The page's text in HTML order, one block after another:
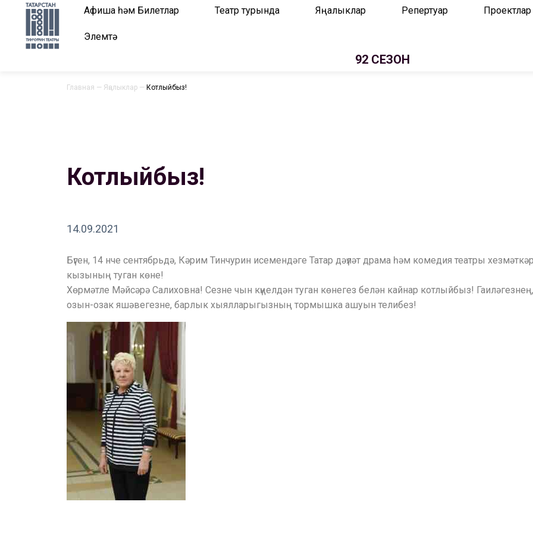
Афиша һәм Билетлар Театр турында Яңалыклар Репертуар Проектлар
Элемтә
92 СЕЗОН
Главная — Яңалыклар — Котлыйбыз!
Котлыйбыз!
14.09.2021
Бүген, 14 нче сентябрьдә, Кәрим Тинчурин исемендәге Татар дәүләт драма һәм комедия театры
кызының туган көне!
Хөрмәтле Мәйсәрә Салиховна! Сезне чын күңелдән туган көнегез белән кайнар котлыйбыз!
озын-озак яшәвегезне, барлык хыялларыгызның тормышка ашуын телибез!